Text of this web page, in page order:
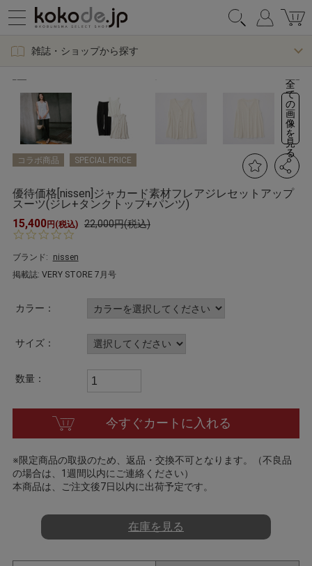
雑誌・ショップから探す
全
て
の
画
像
を
見
る
コラボ商品 SPECIAL PRICE
優待価格[nissen]ジャカード素材フレアジレセットアップ
スーツ(ジレ+タンクトップ+パンツ)
15,400円(税込) 22,000円(税込)
0.
s
t
a
ブランド:
nissen
掲載誌: VERY STORE 7月号
カラー：
サイズ：
数量：
今すぐカートに入れる
※限定商品の取扱のため、返品・交換不可となります。（不良品
の場合は、1週間以内にご連絡ください）
本商品は、ご注文後7日以内に出荷予定です。
在庫を見る